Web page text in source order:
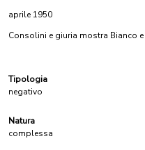
aprile 1950
Consolini e giuria mostra Bianco e
Tipologia
negativo
Natura
complessa